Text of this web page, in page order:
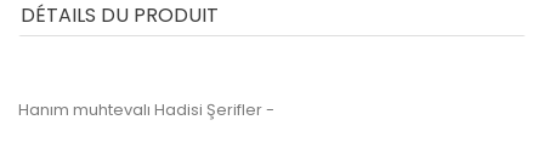
DÉTAILS DU PRODUIT
Hanım muhtevalı Hadisi Şerifler -